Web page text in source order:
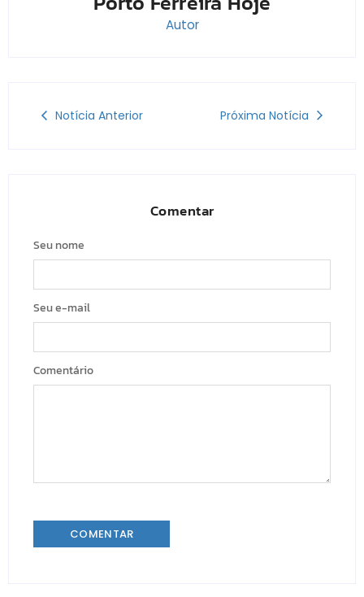
Autor
Notícia Anterior Próxima Notícia
Comentar
Seu nome
Seu e-mail
Comentário